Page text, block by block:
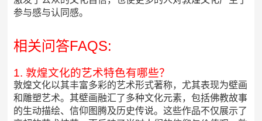
参与感与认同感。
相关问答FAQS:
1. 敦煌文化的艺术特色有哪些？
敦煌文化以其丰富多彩的艺术形式著称，尤其表现为壁画
和雕塑艺术。其壁画融汇了多种文化元素，包括佛教故事
的生动描绘、信仰图腾及历史传说。这些作品不仅展示了